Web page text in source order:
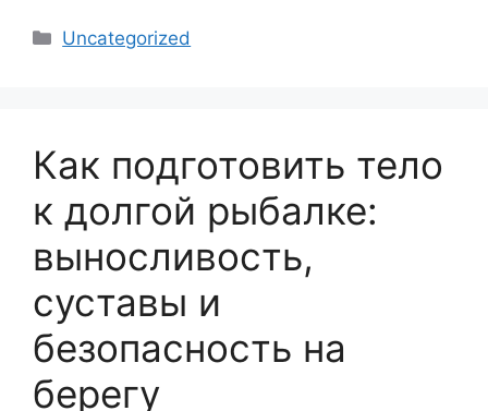
Рубрики
Uncategorized
Как подготовить тело
к долгой рыбалке:
выносливость,
суставы и
безопасность на
берегу